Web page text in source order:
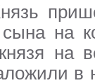
на
на
в